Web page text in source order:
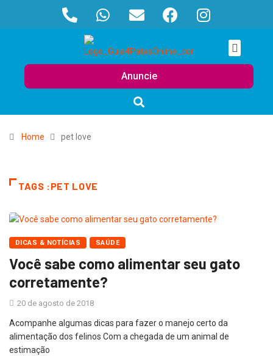
Anuncie
Home pet love
TAGS :PET LOVE
DICAS & NOTÍCIAS SAÚDE
Você sabe como alimentar seu gato
corretamente?
20 de agosto de 2018
Acompanhe algumas dicas para fazer o manejo certo da
alimentação dos felinos Com a chegada de um animal de
estimação